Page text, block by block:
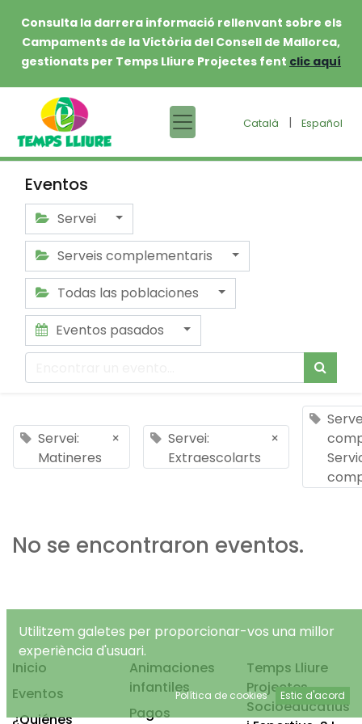
Consulta la darrera informació rellenvant sobre els
Campaments de la Victòria del Consell de Mallorca,
gestionats per Temps Lliure Projectes fent clic aquí
Català | Español
Eventos
Servei
Serveis complementaris
Todas las poblaciones
Eventos pasados
Servei:
Matineres
×
Servei:
Extraescolarts
×
No se encontraron eventos.
Inicio
Eventos
¿Quiénes
Animaciones
infantiles
Pagos
Temps Lliure
Projectes
Socioeducatius
Utilitzem galetes per proporcionar-vos una millor
experiència d'usuari.
Política de cookies Estic d'acord